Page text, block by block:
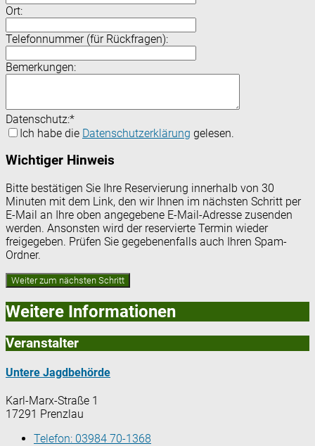
Ort:
Telefonnummer (für Rückfragen):
Bemerkungen:
Datenschutz:*
Ich habe die Datenschutzerklärung gelesen.
Wichtiger Hinweis
Bitte bestätigen Sie Ihre Reservierung innerhalb von 30
Minuten mit dem Link, den wir Ihnen im nächsten Schritt per
E-Mail an Ihre oben angegebene E-Mail-Adresse zusenden
werden. Ansonsten wird der reservierte Termin wieder
freigegeben. Prüfen Sie gegebenenfalls auch Ihren Spam-
Ordner.
Weitere Informationen
Veranstalter
Untere Jagdbehörde
Karl-Marx-Straße 1
17291 Prenzlau
Telefon: 03984 70-1368